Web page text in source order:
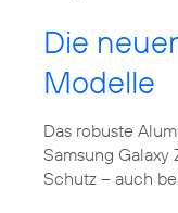
Die
Modelle
Das robuste
Samsung
Schutz – auch